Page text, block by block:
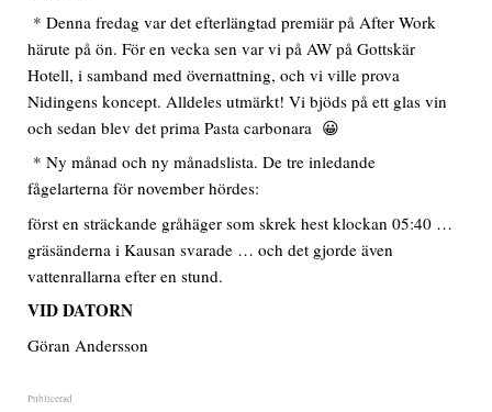
* Denna fredag var det efterlängtad premiär på After Work
härute på ön. För en vecka sen var vi på AW på Gottskär
Hotell, i samband med övernattning, och vi ville prova
Nidingens koncept. Alldeles utmärkt! Vi bjöds på ett glas vin
och sedan blev det prima Pasta carbonara 😀
* Ny månad och ny månadslista. De tre inledande
fågelarterna för november hördes:
först en sträckande gråhäger som skrek hest klockan 05:40 …
gräsänderna i Kausan svarade … och det gjorde även
vattenrallarna efter en stund.
VID DATORN
Göran Andersson